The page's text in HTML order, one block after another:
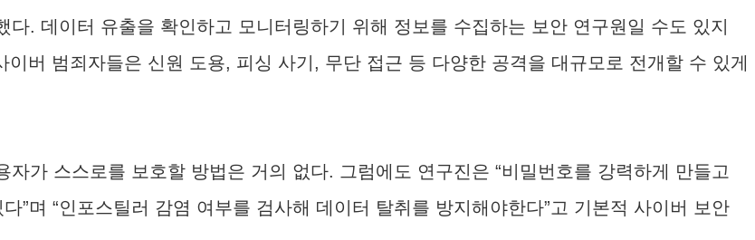
. 데이터 유출을 확인하고 모니터링하기 위해 정보를 수집하는 보안 연구원일 수도 있지
버 범죄자들은 신원 도용, 피싱 사기, 무단 접근 등 다양한 공격을 대규모로 전개할 수 있게
가 스스로를 보호할 방법은 거의 없다. 그럼에도 연구진은 “비밀번호를 강력하게 만들고
”며 “인포스틸러 감염 여부를 검사해 데이터 탈취를 방지해야한다”고 기본적 사이버 보안